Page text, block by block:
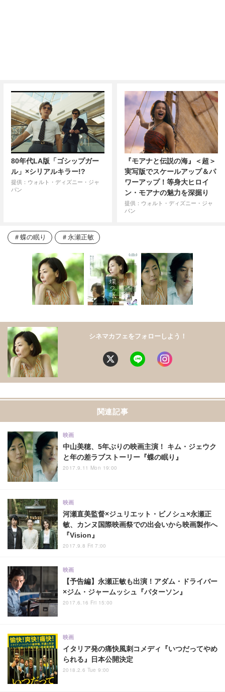
80年代LA版「ゴシップガー
ル」×シリアルキラー!?
提供：ウォルト・ディズニー・ジャ
パン
『モアナと伝説の海』＜超＞
実写版でスケールアップ＆パ
ワーアップ！等身大ヒロイ
ン・モアナの魅力を深掘り
提供：ウォルト・ディズニー・ジャ
パン
蝶の眠り 永瀬正敏
シネマカフェをフォローしよう！
関連記事
中山美穂、5年ぶりの映画主演！ キム・ジェウク
と年の差ラブストーリー『蝶の眠り』
映画
2017.9.11 Mon 19:00
河瀬直美監督×ジュリエット・ビノシュ×永瀬正
敏、カンヌ国際映画祭での出会いから映画製作へ
『Vision』
映画
2017.9.8 Fri 7:00
【予告編】永瀬正敏も出演！アダム・ドライバー
×ジム・ジャームッシュ『パターソン』
映画
2017.6.16 Fri 15:00
イタリア発の痛快風刺コメディ『いつだってやめ
られる』日本公開決定
映画
2018.2.6 Tue 9:00